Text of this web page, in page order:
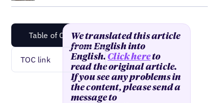
Table of Content
TOC link
We translated this article
from English into
English.Click hereto
read the original article.
If you see any problems in
the content, please send a
message to